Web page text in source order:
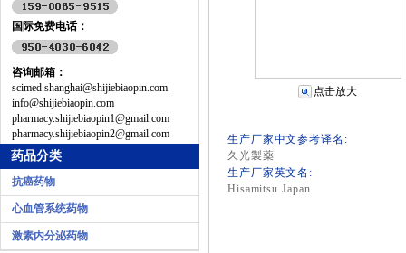
国际免费电话：
咨询邮箱：
scimed.shanghai@shijiebiaopin.com
info@shijiebiaopin.com
pharmacy.shijiebiaopin1@gmail.com
pharmacy.shijiebiaopin2@gmail.com
药品分类
抗癌药物
心血管系统药物
激素内分泌药物
点击放大
生产厂家中文参考译名:
久光製薬
生产厂家英文名:
Hisamitsu Japan